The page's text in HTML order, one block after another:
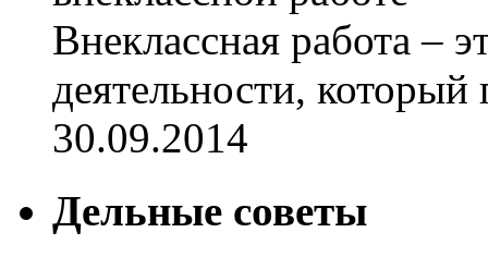
Внеклассная работа –
деятельности, который
30.09.2014
Дельные советы